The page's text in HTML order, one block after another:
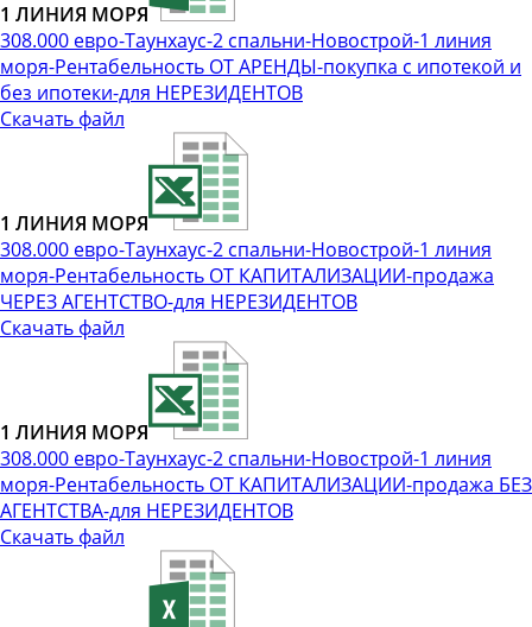
1 ЛИНИЯ МОРЯ
308.000 евро-Таунхаус-2 спальни-Новострой-1 линия
моря-Рентабельность ОТ АРЕНДЫ-покупка с ипотекой и
без ипотеки-для НЕРЕЗИДЕНТОВ
Скачать файл
1 ЛИНИЯ МОРЯ
308.000 евро-Таунхаус-2 спальни-Новострой-1 линия
моря-Рентабельность ОТ КАПИТАЛИЗАЦИИ-продажа
ЧЕРЕЗ АГЕНТСТВО-для НЕРЕЗИДЕНТОВ
Скачать файл
1 ЛИНИЯ МОРЯ
308.000 евро-Таунхаус-2 спальни-Новострой-1 линия
моря-Рентабельность ОТ КАПИТАЛИЗАЦИИ-продажа БЕЗ
АГЕНТСТВА-для НЕРЕЗИДЕНТОВ
Скачать файл